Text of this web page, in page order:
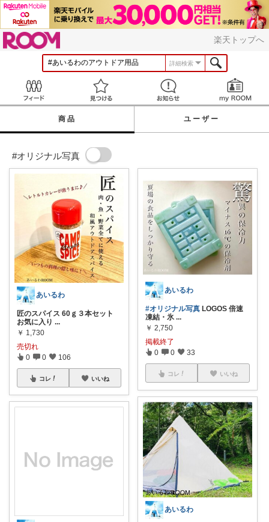
楽天トップへ
詳細検索
見つける お知らせ
商品 ユーザー
#オリジナル写真
あいるわ
匠のスパイス 60ｇ３本セット
お気に入り ...
￥ 1,730
売切れ
0 0 106
コレ いいね
あいるわ
#オリジナル写真 LOGOS 倍速
凍結・氷 ...
￥ 2,750
掲載終了
0 0 33
コレ いいね
あいるわ